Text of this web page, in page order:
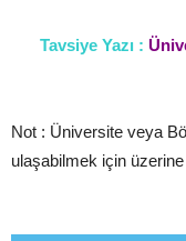
Tavsiye Yazı :
Not : Üniversite veya
ulaşabilmek için üzerine